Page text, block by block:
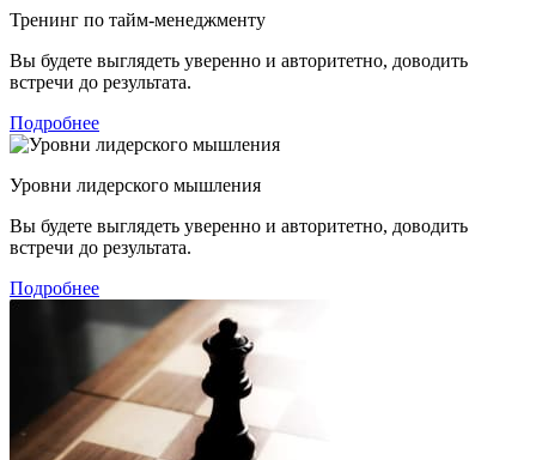
Тренинг по тайм-менеджменту
Вы будете выглядеть уверенно и авторитетно, доводить
встречи до результата.
Подробнее
Уровни лидерского мышления
Вы будете выглядеть уверенно и авторитетно, доводить
встречи до результата.
Подробнее